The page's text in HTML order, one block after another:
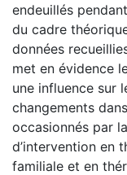
endeuillés
du cadre
données
met en évidence
une influence sur
changements
occasionnés par
d’intervention en
familiale et en